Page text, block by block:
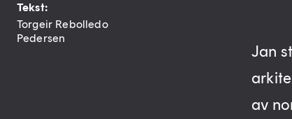
Tekst:
Torgeir Rebolledo
Pedersen
Jan
av